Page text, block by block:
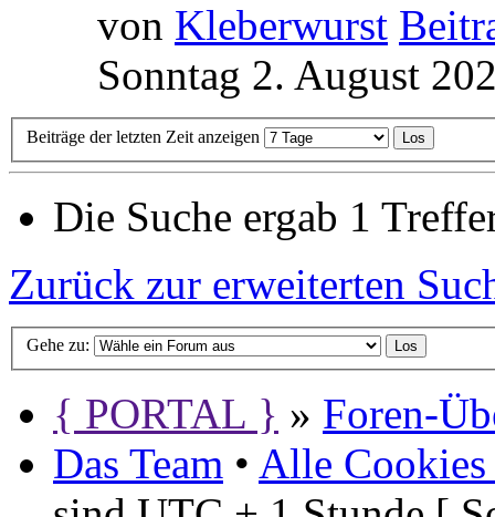
von Kleberwurst
Sonntag 2. August
Beiträge der letzten Zeit anzeigen
Die Suche ergab 1
Zurück zur erweiterten
Gehe zu:
{ PORTAL } » Foren-
Das Team • Alle Cookies